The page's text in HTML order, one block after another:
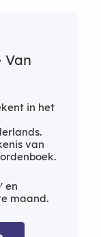
in het
van
en
maand.